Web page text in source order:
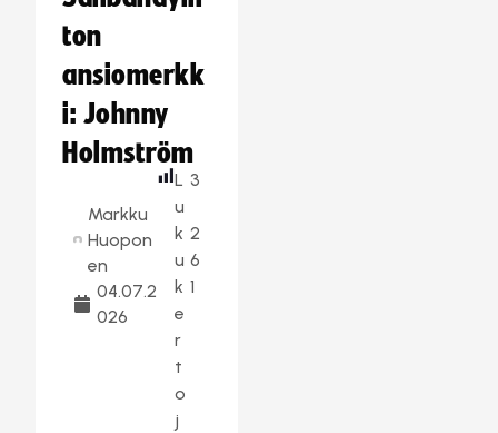
ton
ansiomerkk
i: Johnny
Holmström
Markku
Huopon
en
04.07.2
026
L
u
k
u
k
e
r
t
o
j
3
2
6
1